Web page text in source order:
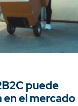
puede
en el mercado